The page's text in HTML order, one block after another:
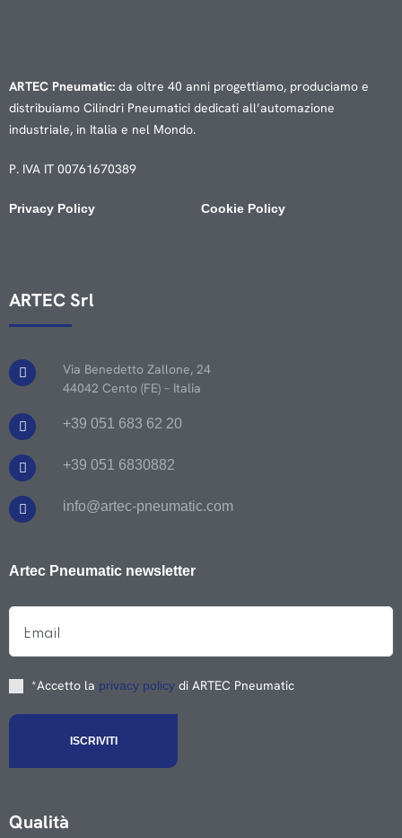
ARTEC Pneumatic: da oltre 40 anni progettiamo, produciamo e
distribuiamo Cilindri Pneumatici dedicati all’automazione
industriale, in Italia e nel Mondo.
P. IVA IT 00761670389
Privacy Policy Cookie Policy
ARTEC Srl
Via Benedetto Zallone, 24
44042 Cento (FE) – Italia
+39 051 683 62 20
+39 051 6830882
info@artec-pneumatic.com
Artec Pneumatic newsletter
*Accetto la privacy policy di ARTEC Pneumatic
Qualità